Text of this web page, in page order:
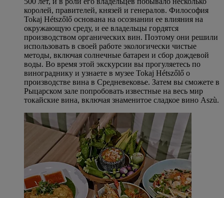
королей, правителей, князей и генералов. Философия
Tokaj Hétszőlő основана на осознании ее влияния на
окружающую среду, и ее владельцы гордятся
производством органических вин. Поэтому они решили
использовать в своей работе экологически чистые
методы, включая солнечные батареи и сбор дождевой
воды. Во время этой экскурсии вы прогуляетесь по
винограднику и узнаете в музее Tokaj Hétszőlő о
производстве вина в Средневековье. Затем вы сможете в
Рыцарском зале попробовать известные на весь мир
токайские вина, включая знаменитое сладкое вино Aszù.